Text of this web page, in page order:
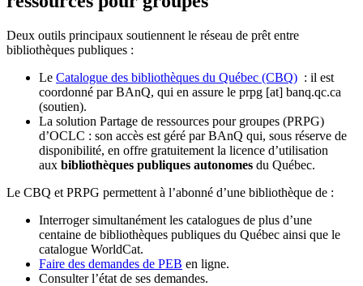
Deux outils principaux soutiennent le réseau de prêt entre
bibliothèques publiques :
Le Catalogue des bibliothèques du Québec (CBQ) : il est
coordonné par BAnQ, qui en assure le prpg [at] banq.qc.ca
(soutien).
La solution Partage de ressources pour groupes (PRPG)
d’OCLC : son accès est géré par BAnQ qui, sous réserve de
disponibilité, en offre gratuitement la licence d’utilisation
aux bibliothèques publiques autonomes du Québec.
Le CBQ et PRPG permettent à l’abonné d’une bibliothèque de :
Interroger simultanément les catalogues de plus d’une
centaine de bibliothèques publiques du Québec ainsi que le
catalogue WorldCat.
Faire des demandes de PEB en ligne.
Consulter l’état de ses demandes.